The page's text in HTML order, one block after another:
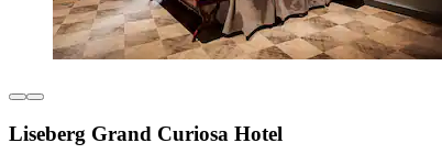
Liseberg Grand Curiosa Hotel